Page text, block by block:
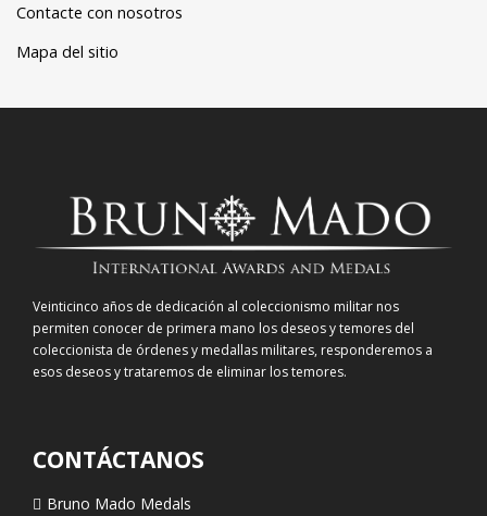
Contacte con nosotros
Mapa del sitio
Veinticinco años de dedicación al coleccionismo militar nos
permiten conocer de primera mano los deseos y temores del
coleccionista de órdenes y medallas militares, responderemos a
esos deseos y trataremos de eliminar los temores.
CONTÁCTANOS
Bruno Mado Medals